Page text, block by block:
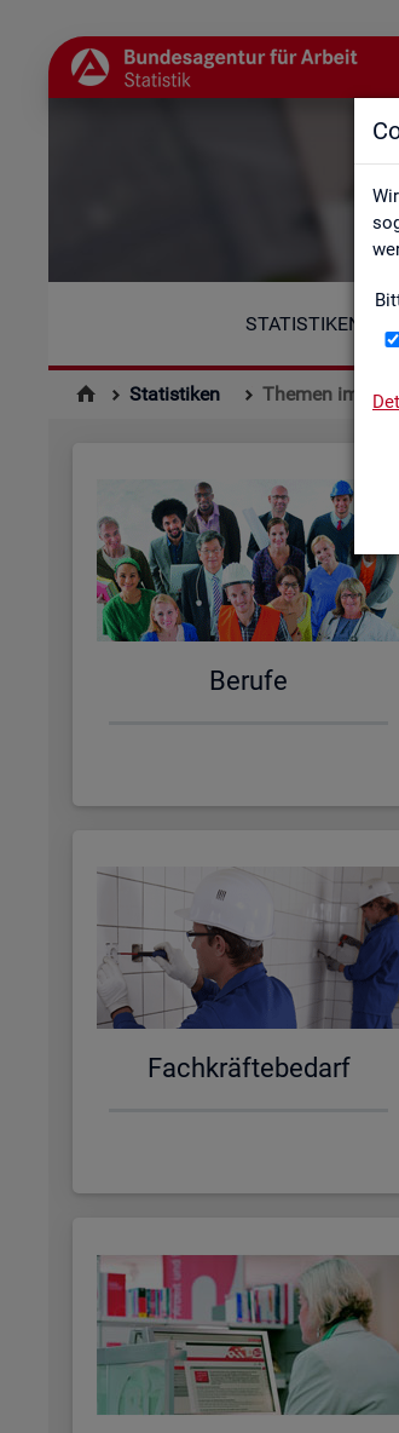
STATISTIKEN
Statistiken Themen im
Be­ru­fe
Fach­kräf­te­be­darf